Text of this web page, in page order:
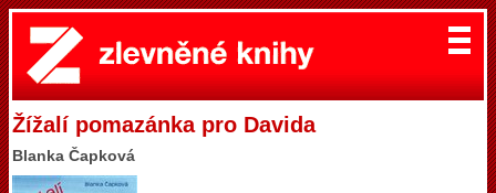
Žížalí pomazánka pro Davida
Blanka Čapková